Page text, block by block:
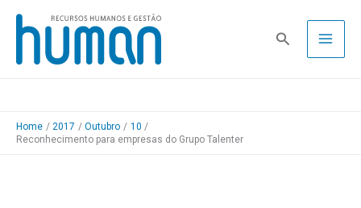
Skip
content
Pesquisa
Home 2017 Outubro
10
Reconhecimento para empresas do Grupo Talenter